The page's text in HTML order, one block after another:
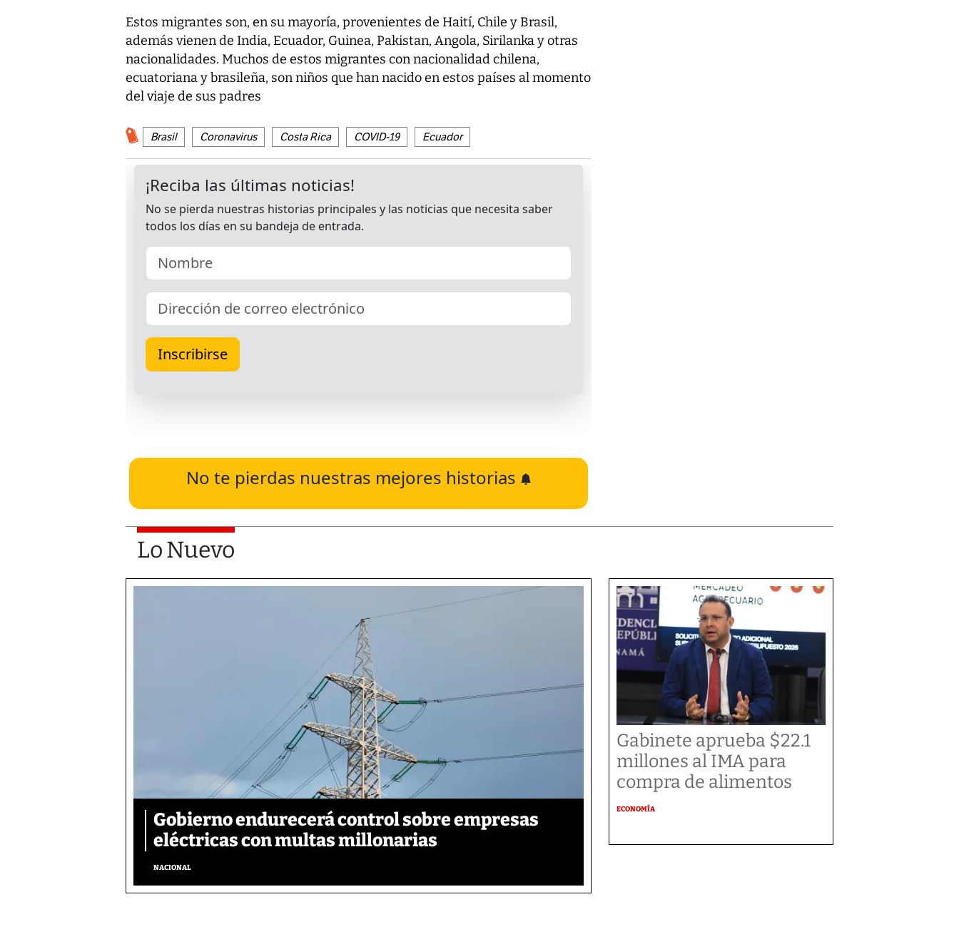
Estos migrantes son, en su mayoría, provenientes de Haití, Chile y Brasil,
además vienen de India, Ecuador, Guinea, Pakistan, Angola, Sirilanka y otras
nacionalidades. Muchos de estos migrantes con nacionalidad chilena,
ecuatoriana y brasileña, son niños que han nacido en estos países al momento
del viaje de sus padres
Brasil Coronavirus Costa Rica COVID-19 Ecuador
No te pierdas nuestras mejores historias
Lo Nuevo
Gobierno endurecerá control sobre empresas
eléctricas con multas millonarias
NACIONAL
Gabinete aprueba $22.1
millones al IMA para
compra de alimentos
ECONOMÍA